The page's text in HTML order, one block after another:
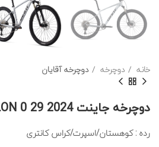
خانه دوچرخه دوچرخه آقایان
دوچرخه جاینت TALON 0 29 2024
رده : کوهستان/اسپرت/کراس کانتری